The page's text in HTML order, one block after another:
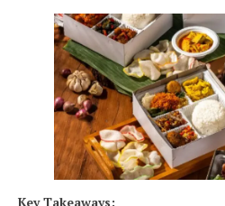
Key Takeaways: